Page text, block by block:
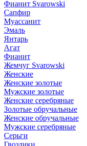
Фианит Svarowski
Сапфир
Муассанит
Эмаль
Янтарь
Агат
Фианит
Жемчуг Svarowski
Женские
Женские золотые
Мужские золотые
Женские серебряные
Золотые обручальные
Женские обручальные
Мужские серебряные
Серьги
Гвоздики